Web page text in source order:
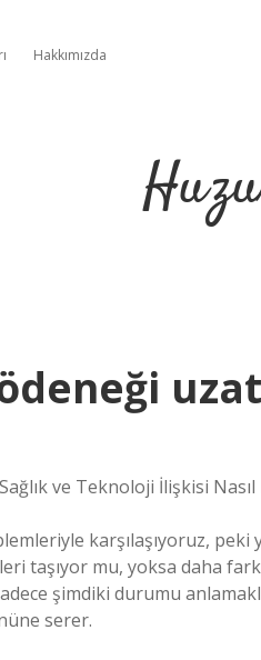
Hakkımızda
ve Teknoloji İlişkisi Nasıl
karşılaşıyoruz, peki
taşıyor mu, yoksa daha
şimdiki durumu
serer.